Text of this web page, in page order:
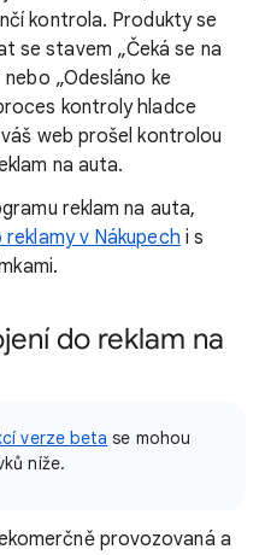
kontrola. Produkty se
se stavem „Čeká se na
„Odesláno ke
kontroly hladce
web prošel kontrolou
na auta.
reklam na auta,
v Nákupech i s
do reklam na
verze beta se mohou
níže.
provozovaná a